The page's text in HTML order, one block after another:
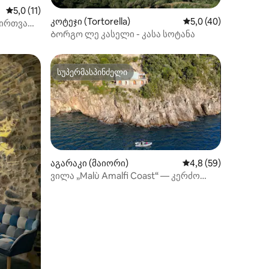
საშუალო შეფასებაა 5‑დან 5,0, 11 მიმოხილვა
5,0 (11)
კოტეჯი (Tortorella) საშუალო
5,0 (40)
Ბორგო ლე კასელი - კასა სოტანა
სუპერმასპინძელი
სუპერმასპინძელი
აგარაკი (მაიორი) საშუალო
4,8 (59)
ვილა „Malù Amalfi Coast“ — კერძო